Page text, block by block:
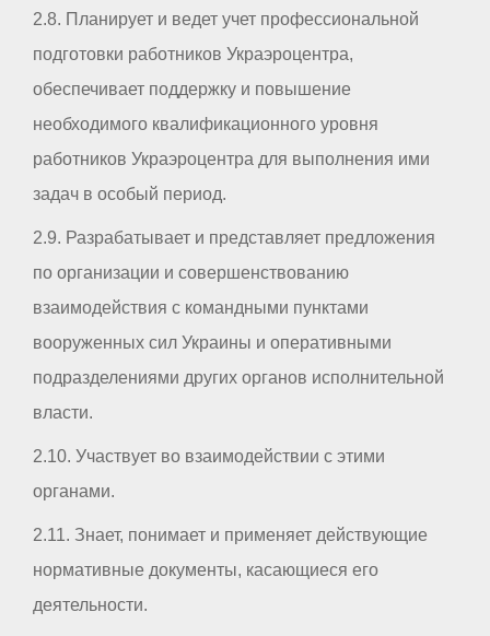
2.8. Планирует и ведет учет профессиональной
подготовки работников Украэроцентра,
обеспечивает поддержку и повышение
необходимого квалификационного уровня
работников Украэроцентра для выполнения ими
задач в особый период.
2.9. Разрабатывает и представляет предложения
по организации и совершенствованию
взаимодействия с командными пунктами
вооруженных сил Украины и оперативными
подразделениями других органов исполнительной
власти.
2.10. Участвует во взаимодействии с этими
органами.
2.11. Знает, понимает и применяет действующие
нормативные документы, касающиеся его
деятельности.